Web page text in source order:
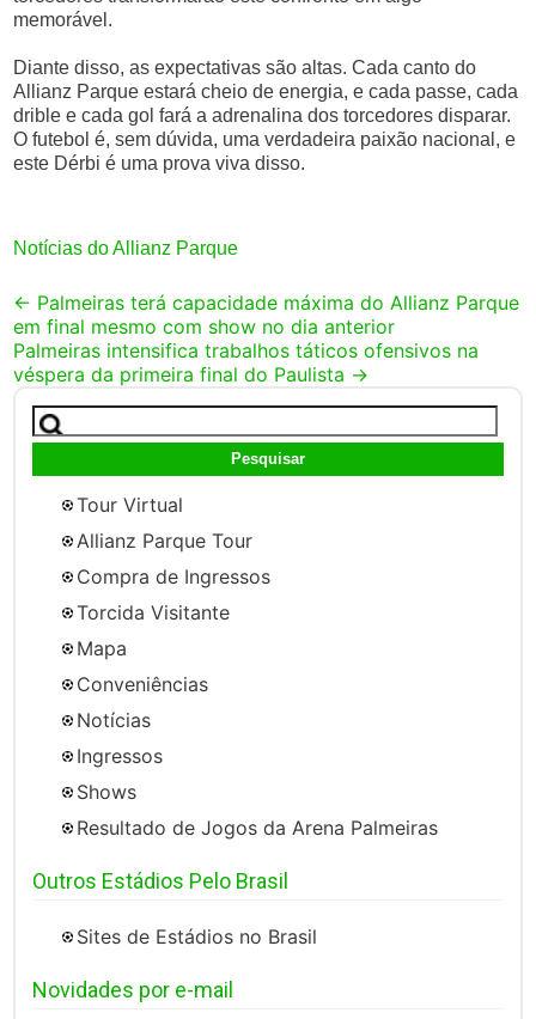
memorável.
Diante disso, as expectativas são altas. Cada canto do
Allianz Parque estará cheio de energia, e cada passe, cada
drible e cada gol fará a adrenalina dos torcedores disparar.
O futebol é, sem dúvida, uma verdadeira paixão nacional, e
este Dérbi é uma prova viva disso.
Notícias do Allianz Parque
Post
navigation
← Palmeiras terá capacidade máxima do Allianz Parque
em final mesmo com show no dia anterior
Palmeiras intensifica trabalhos táticos ofensivos na
véspera da primeira final do Paulista →
Pesquisar
por:
Tour Virtual
Allianz Parque Tour
Compra de Ingressos
Torcida Visitante
Mapa
Conveniências
Notícias
Ingressos
Shows
Resultado de Jogos da Arena Palmeiras
Outros Estádios Pelo Brasil
Sites de Estádios no Brasil
Novidades por e-mail